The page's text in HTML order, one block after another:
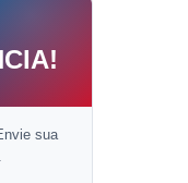
sua
.